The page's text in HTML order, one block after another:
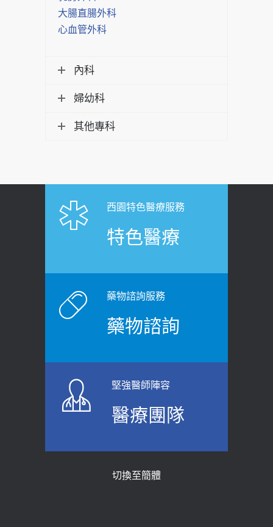
大腸直腸外科
心血管外科
內科
婦幼科
其他專科
西園特色醫療服務
特色醫療
藥物諮詢服務
藥物諮詢
堅強醫師陣容
醫療團隊
切換至簡體